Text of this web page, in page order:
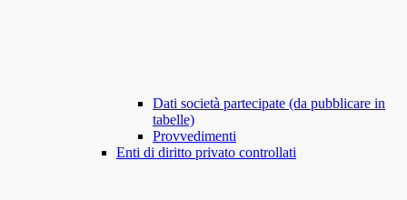
Dati società partecipate (da pubblicare in
tabelle)
Provvedimenti
Enti di diritto privato controllati